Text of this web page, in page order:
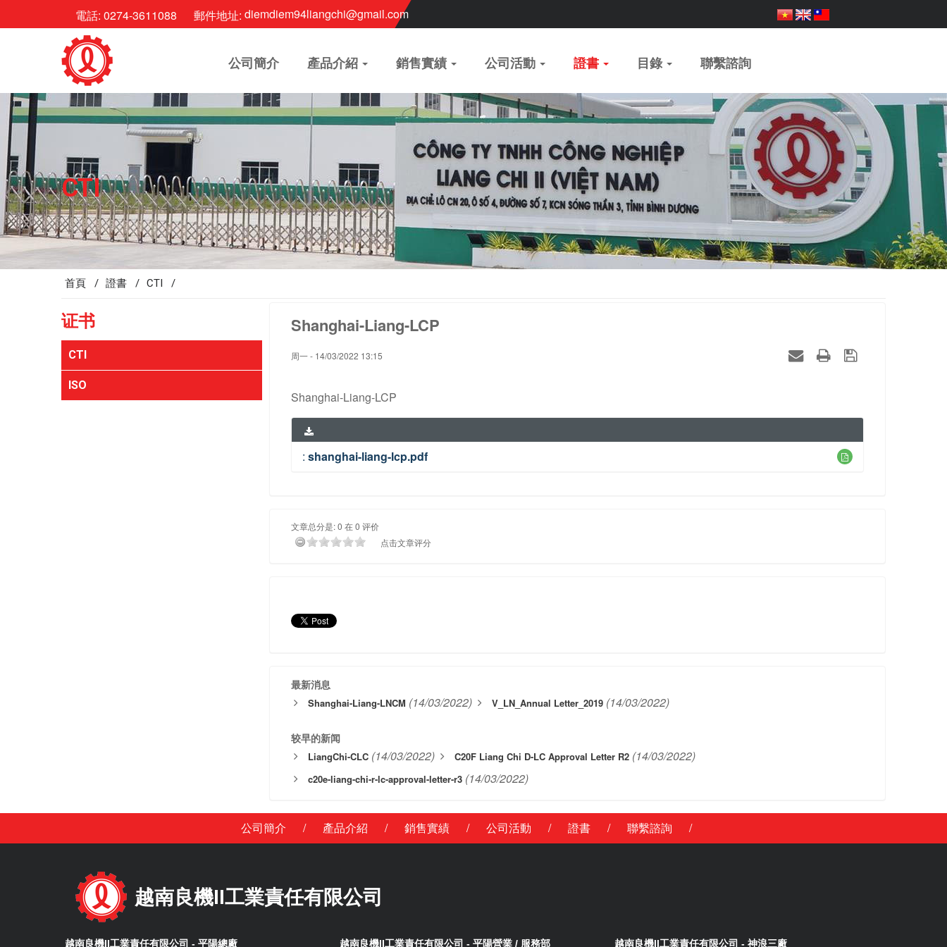
電話: 0274-3611088 郵件地址: diemdiem94liangchi@gmail.com
公司簡介 產品介紹 銷售實績 公司活動 證書 目錄 聯繫諮詢
CTI
首頁 / 證書 / CTI /
Shanghai-Liang-LCP
周一 - 14/03/2022 13:15
Shanghai-Liang-LCP
: shanghai-liang-lcp.pdf
文章总分是: 0 在 0 评价
点击文章评分
最新消息
Shanghai-Liang-LNCM (14/03/2022) V_LN_Annual Letter_2019 (14/03/2022)
较早的新闻
LiangChi-CLC (14/03/2022) C20F Liang Chi D-LC Approval Letter R2 (14/03/2022)
c20e-liang-chi-r-lc-approval-letter-r3 (14/03/2022)
证书
CTI
ISO
公司簡介 / 產品介紹 / 銷售實績 / 公司活動 / 證書 / 聯繫諮詢 /
越南良機II工業責任有限公司
越南良機II工業責任有限公司 - 平陽總廠 越南良機II工業責任有限公司 - 平陽營業 / 服務部 越南良機II工業責任有限公司 - 神浪三廠